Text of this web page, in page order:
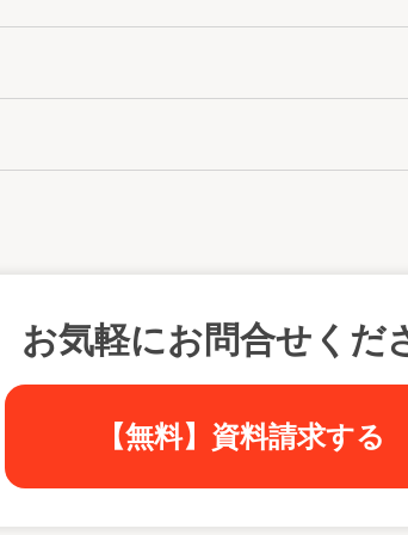
お気軽にお問合せくだ
【無料】資料請求する